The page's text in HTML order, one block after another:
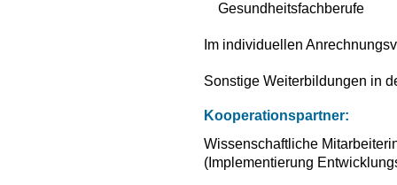
Gesundheitsfachberufe
Im individuellen
Sonstige Weiterbildungen in
Kooperationspartner:
Wissenschaftliche
(Implementierung